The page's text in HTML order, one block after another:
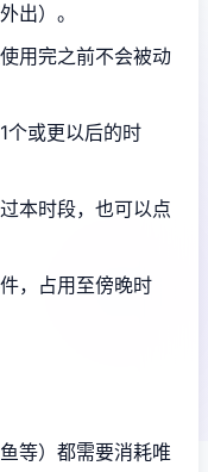
出）。
用完之前不会被动
个或更以后的时
本时段，也可以点
，占用至傍晚时
等）都需要消耗唯